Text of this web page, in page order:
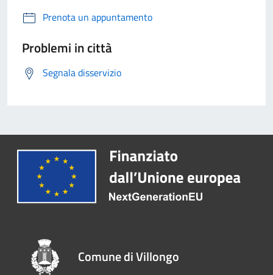
Prenota un appuntamento
Problemi in città
Segnala disservizio
Comune di Villongo